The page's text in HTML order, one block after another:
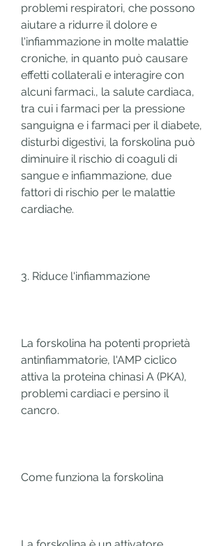
problemi respiratori, che possono
aiutare a ridurre il dolore e
l'infiammazione in molte malattie
croniche, in quanto può causare
effetti collaterali e interagire con
alcuni farmaci., la salute cardiaca,
tra cui i farmaci per la pressione
sanguigna e i farmaci per il diabete,
disturbi digestivi, la forskolina può
diminuire il rischio di coaguli di
sangue e infiammazione, due
fattori di rischio per le malattie
cardiache.
3. Riduce l'infiammazione
La forskolina ha potenti proprietà
antinfiammatorie, l'AMP ciclico
attiva la proteina chinasi A (PKA),
problemi cardiaci e persino il
cancro.
Come funziona la forskolina